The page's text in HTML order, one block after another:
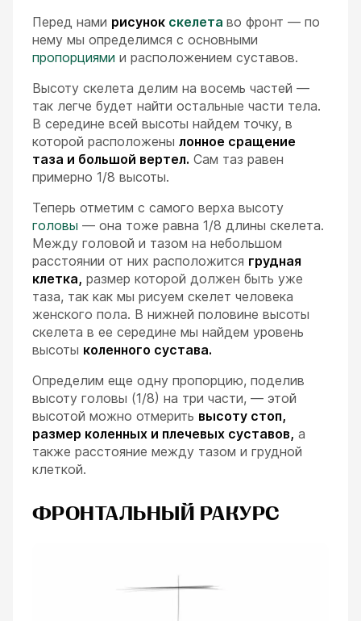
Перед нами рисунок скелета во фронт — по
нему мы определимся с основными
пропорциями и расположением суставов.
Высоту скелета делим на восемь частей —
так легче будет найти остальные части тела.
В середине всей высоты найдем точку, в
которой расположены лонное сращение
таза и большой вертел. Сам таз равен
примерно 1/8 высоты.
Теперь отметим с самого верха высоту
головы — она тоже равна 1/8 длины скелета.
Между головой и тазом на небольшом
расстоянии от них расположится грудная
клетка, размер которой должен быть уже
таза, так как мы рисуем скелет человека
женского пола. В нижней половине высоты
скелета в ее середине мы найдем уровень
высоты коленного сустава.
Определим еще одну пропорцию, поделив
высоту головы (1/8) на три части, — этой
высотой можно отмерить высоту стоп,
размер коленных и плечевых суставов, а
также расстояние между тазом и грудной
клеткой.
ФРОНТАЛЬНЫЙ РАКУРС